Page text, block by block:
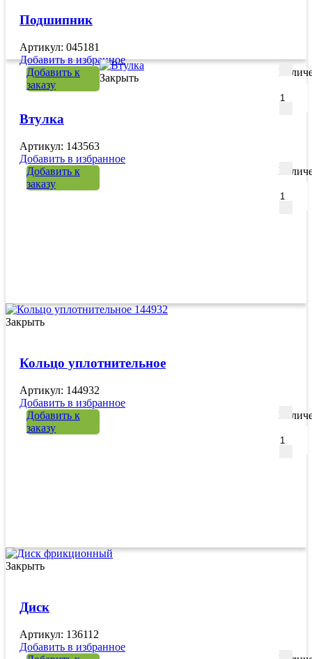
Подшипник
Артикул: 045181
Добавить в избранное
Добавить к
заказу
Закрыть
Втулка
Артикул: 143563
Добавить в избранное
Добавить к
заказу
Закрыть
Кольцо уплотнительное
Артикул: 144932
Добавить в избранное
Добавить к
заказу
Закрыть
Диск
Артикул: 136112
Добавить в избранное